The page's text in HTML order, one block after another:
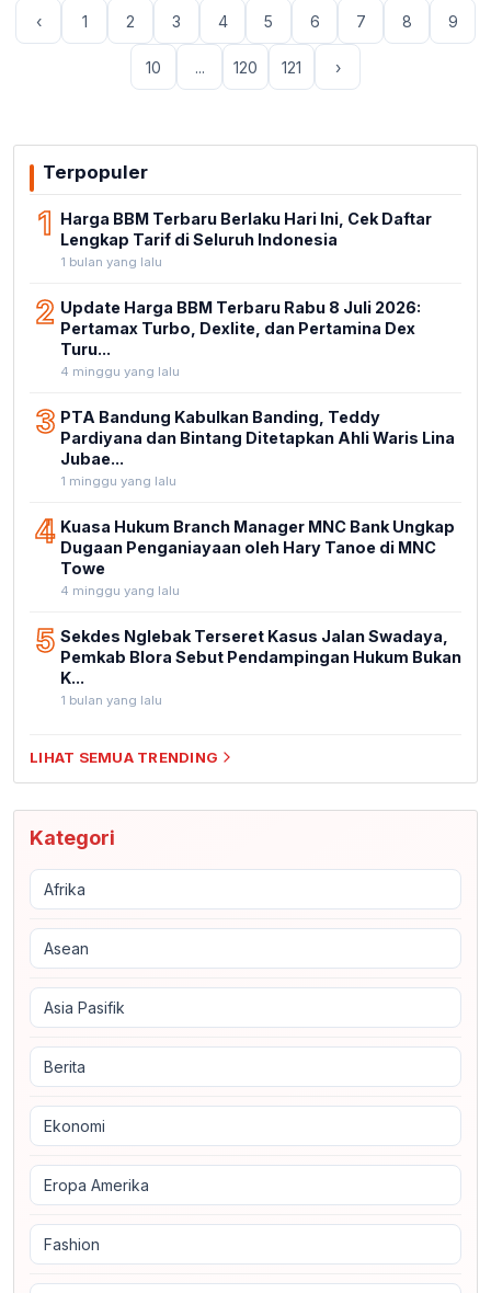
‹ 1 2 3 4 5 6 7 8 9
10 ... 120 121 ›
Terpopuler
1 Harga BBM Terbaru Berlaku Hari Ini, Cek Daftar
Lengkap Tarif di Seluruh Indonesia
1 bulan yang lalu
2 Update Harga BBM Terbaru Rabu 8 Juli 2026:
Pertamax Turbo, Dexlite, dan Pertamina Dex
Turu...
4 minggu yang lalu
3 PTA Bandung Kabulkan Banding, Teddy
Pardiyana dan Bintang Ditetapkan Ahli Waris Lina
Jubae...
1 minggu yang lalu
4 Kuasa Hukum Branch Manager MNC Bank Ungkap
Dugaan Penganiayaan oleh Hary Tanoe di MNC
Towe
4 minggu yang lalu
5 Sekdes Nglebak Terseret Kasus Jalan Swadaya,
Pemkab Blora Sebut Pendampingan Hukum Bukan
K...
1 bulan yang lalu
LIHAT SEMUA TRENDING
Kategori
Afrika
Asean
Asia Pasifik
Berita
Ekonomi
Eropa Amerika
Fashion